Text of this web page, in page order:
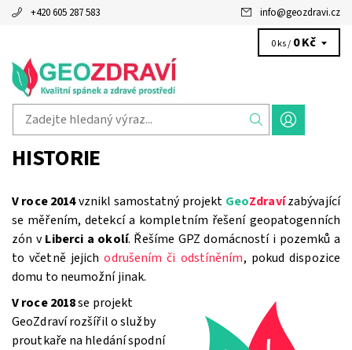
+420 605 287 583 info@geozdravi.cz
0 ks / 0 Kč
HISTORIE
V roce 2014vznikl samostatný projekt GeoZdravízabývající
se měřením, detekcí a kompletním řešení geopatogenních
zón vLiberci a okolí. Řešíme GPZ domácností i pozemků a
to včetně jejichodrušením či odstíněním, pokud dispozice
domu to neumožní jinak.
V roce 2018se projekt
GeoZdraví rozšířil o služby
proutkaře na hledání spodní